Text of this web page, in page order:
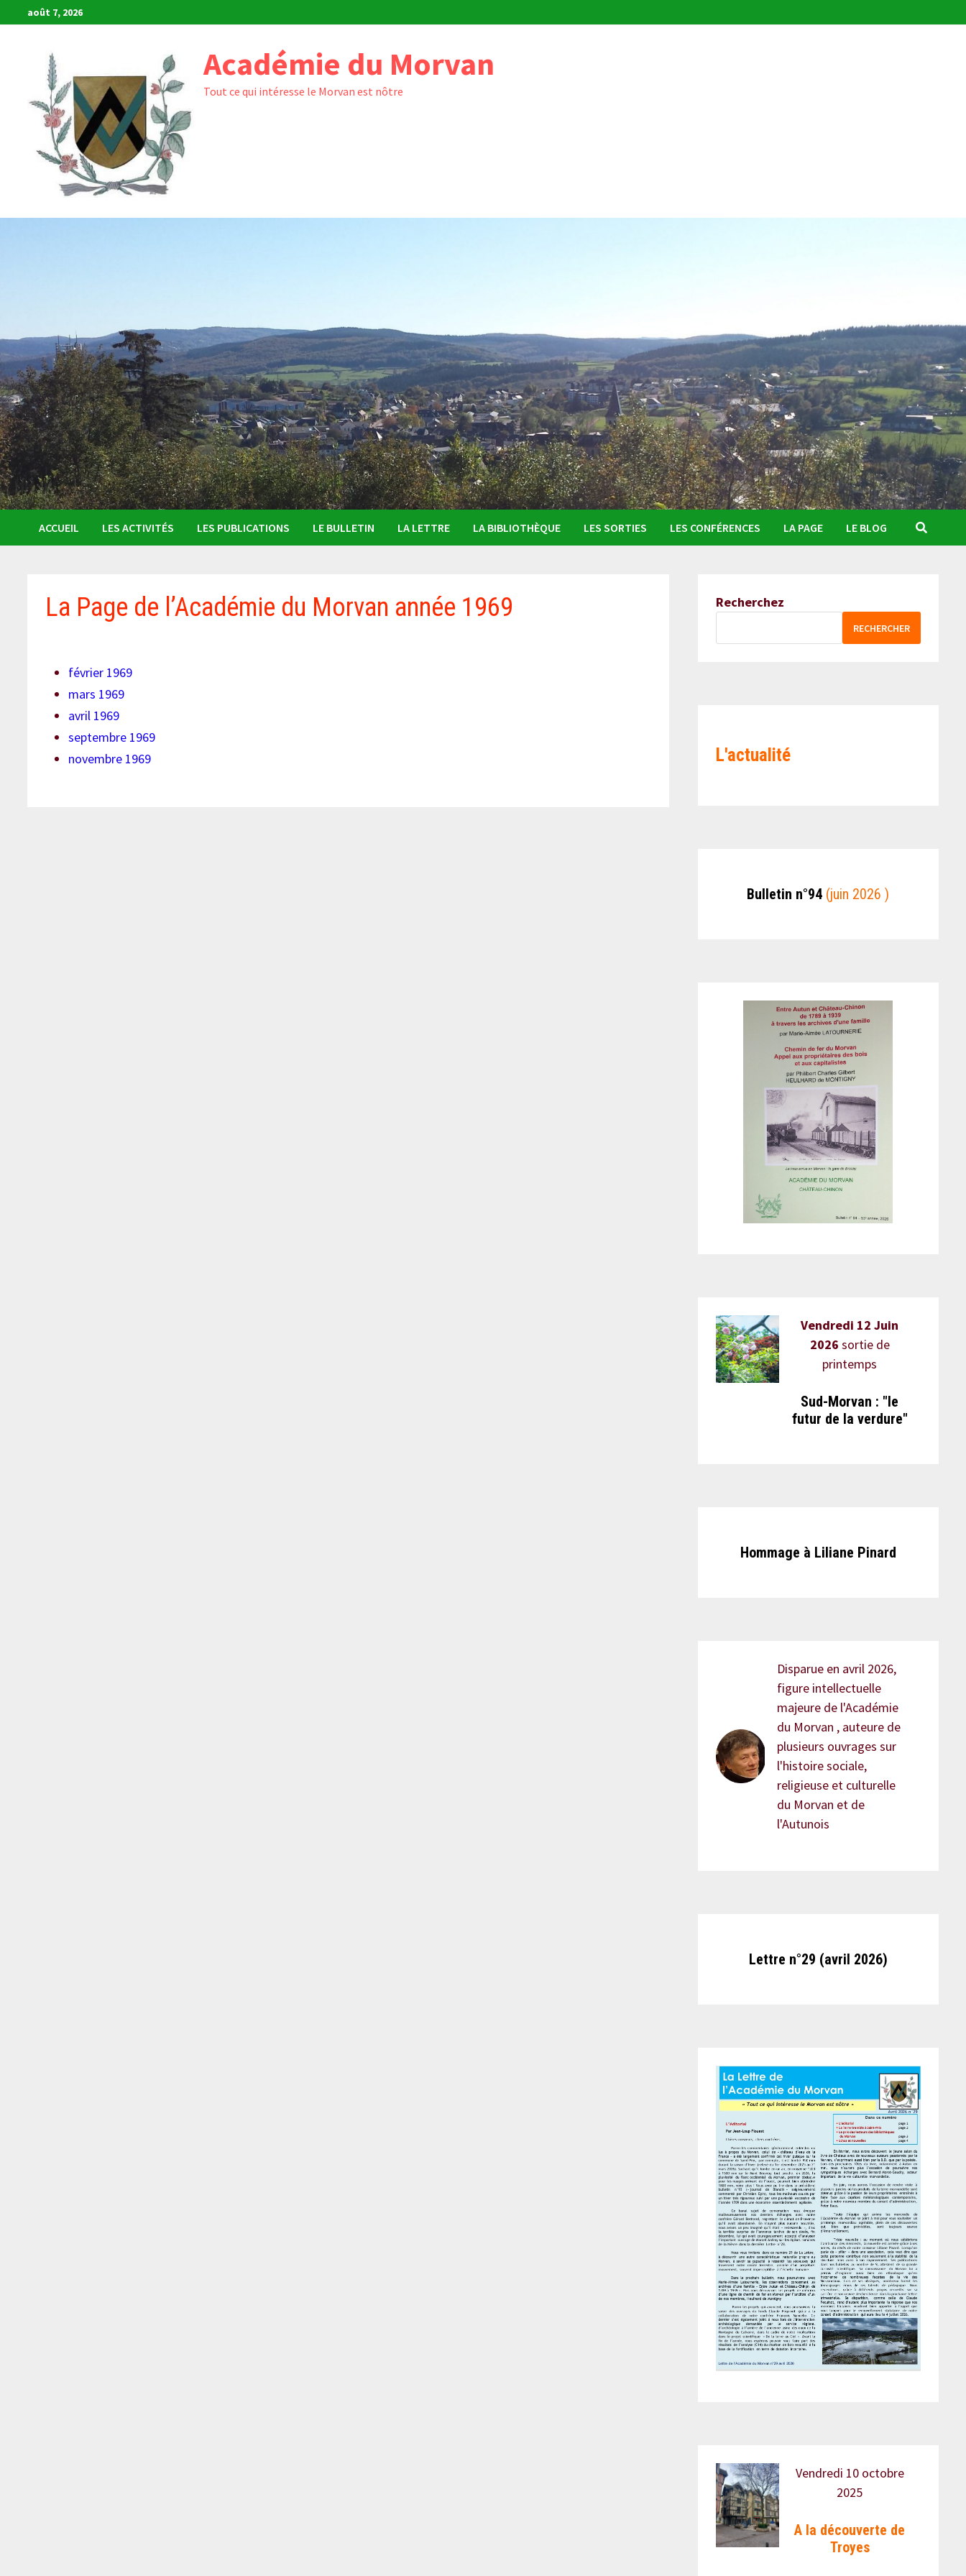
Passer
au
août 7, 2026
Académie du Morvan
Tout ce qui intéresse le Morvan est nôtre
ACCUEIL LES ACTIVITÉS LES PUBLICATIONS LE BULLETIN LA LETTRE LA BIBLIOTHÈQUE LES SORTIES LES CONFÉRENCES LA PAGE LE BLOG
La Page de l’Académie du Morvan année 1969
février 1969
mars 1969
avril 1969
septembre 1969
novembre 1969
Recherchez
RECHERCHER
L'actualité
Bulletin n°94 (juin 2026 )
Vendredi 12 Juin
2026 sortie de
printemps
Sud-Morvan : "le
futur de la verdure"
Hommage à Liliane Pinard
Disparue en avril 2026,
figure intellectuelle
majeure de l'Académie
du Morvan , auteure de
plusieurs ouvrages sur
l'histoire sociale,
religieuse et culturelle
du Morvan et de
l'Autunois
Lettre n°29 (avril 2026)
Vendredi 10 octobre
2025
A la découverte de
Troyes